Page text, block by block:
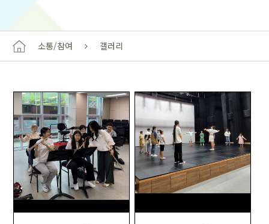
소통/참여 갤러리